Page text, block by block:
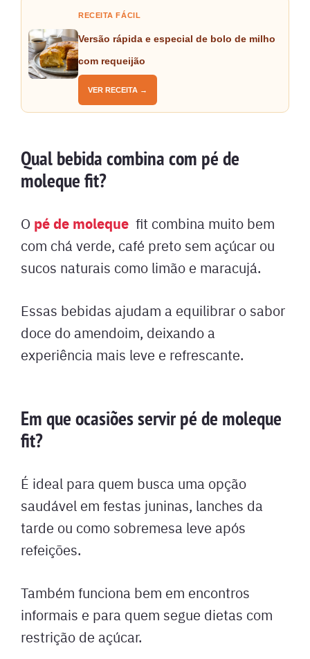
RECEITA FÁCIL
Versão rápida e especial de bolo de milho
com requeijão
VER RECEITA →
Qual bebida combina com pé de
moleque fit?
O pé de moleque fit combina muito bem
com chá verde, café preto sem açúcar ou
sucos naturais como limão e maracujá.
Essas bebidas ajudam a equilibrar o sabor
doce do amendoim, deixando a
experiência mais leve e refrescante.
Em que ocasiões servir pé de moleque
fit?
É ideal para quem busca uma opção
saudável em festas juninas, lanches da
tarde ou como sobremesa leve após
refeições.
Também funciona bem em encontros
informais e para quem segue dietas com
restrição de açúcar.